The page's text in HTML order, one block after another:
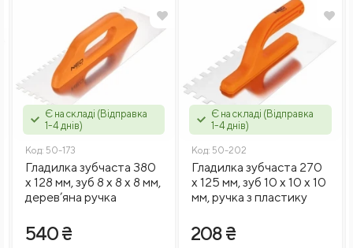
Відгуки
Введіть капчу
Є на складі (Відправка
1-4 днів)
Код: 50-173
Гладилка зубчаста 380
x 128 мм, зуб 8 х 8 x 8 мм,
дерев’яна ручка
540 ₴
Є на складі (Відправка
1-4 днів)
Код: 50-202
Гладилка зубчаста 270
x 125 мм, зуб 10 х 10 x 10
мм, ручка з пластику
208 ₴